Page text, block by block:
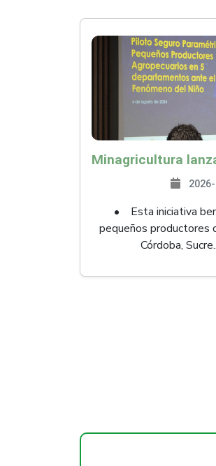
• Esta iniciativa
pequeños productores
Córdoba,